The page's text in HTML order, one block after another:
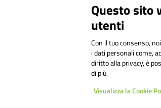
Via Cesare
Codice Fiscale:
Questo sito
utenti
Con il tuo consenso,
i dati personali come,
diritto alla privacy, è
di più.
Visualizza la Cookie